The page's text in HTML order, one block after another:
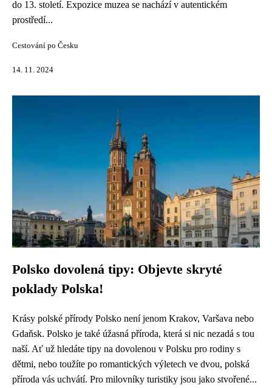
do 13. století. Expozice muzea se nachází v autentickém
prostředí...
Cestování po Česku
14. 11. 2024
Polsko dovolená tipy: Objevte skryté
poklady Polska!
Krásy polské přírody Polsko není jenom Krakov, Varšava nebo
Gdaňsk. Polsko je také úžasná příroda, která si nic nezadá s tou
naší. Ať už hledáte tipy na dovolenou v Polsku pro rodiny s
dětmi, nebo toužíte po romantických výletech ve dvou, polská
příroda vás uchvátí. Pro milovníky turistiky jsou jako stvořené...